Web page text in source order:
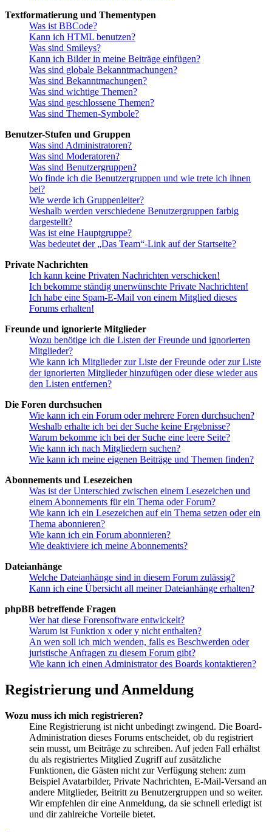
Textformatierung und Thementypen
Was ist BBCode?
Kann ich HTML benutzen?
Was sind Smileys?
Kann ich Bilder in meine Beiträge einfügen?
Was sind globale Bekanntmachungen?
Was sind Bekanntmachungen?
Was sind wichtige Themen?
Was sind geschlossene Themen?
Was sind Themen-Symbole?
Benutzer-Stufen und Gruppen
Was sind Administratoren?
Was sind Moderatoren?
Was sind Benutzergruppen?
Wo finde ich die Benutzergruppen und wie trete ich ihnen
bei?
Wie werde ich Gruppenleiter?
Weshalb werden verschiedene Benutzergruppen farbig
dargestellt?
Was ist eine Hauptgruppe?
Was bedeutet der „Das Team“-Link auf der Startseite?
Private Nachrichten
Ich kann keine Privaten Nachrichten verschicken!
Ich bekomme ständig unerwünschte Private Nachrichten!
Ich habe eine Spam-E-Mail von einem Mitglied dieses
Forums erhalten!
Freunde und ignorierte Mitglieder
Wozu benötige ich die Listen der Freunde und ignorierten
Mitglieder?
Wie kann ich Mitglieder zur Liste der Freunde oder zur Liste
der ignorierten Mitglieder hinzufügen oder diese wieder aus
den Listen entfernen?
Die Foren durchsuchen
Wie kann ich ein Forum oder mehrere Foren durchsuchen?
Weshalb erhalte ich bei der Suche keine Ergebnisse?
Warum bekomme ich bei der Suche eine leere Seite?
Wie kann ich nach Mitgliedern suchen?
Wie kann ich meine eigenen Beiträge und Themen finden?
Abonnements und Lesezeichen
Was ist der Unterschied zwischen einem Lesezeichen und
einem Abonnements für ein Thema oder Forum?
Wie kann ich ein Lesezeichen auf ein Thema setzen oder ein
Thema abonnieren?
Wie kann ich ein Forum abonnieren?
Wie deaktiviere ich meine Abonnements?
Dateianhänge
Welche Dateianhänge sind in diesem Forum zulässig?
Kann ich eine Übersicht all meiner Dateianhänge erhalten?
phpBB betreffende Fragen
Wer hat diese Forensoftware entwickelt?
Warum ist Funktion x oder y nicht enthalten?
An wen soll ich mich wenden, falls es Beschwerden oder
juristische Anfragen zu diesem Forum gibt?
Wie kann ich einen Administrator des Boards kontaktieren?
Registrierung und Anmeldung
Wozu muss ich mich registrieren?
Eine Registrierung ist nicht unbedingt zwingend. Die Board-
Administration dieses Forums entscheidet, ob du registriert
sein musst, um Beiträge zu schreiben. Auf jeden Fall erhältst
du als registriertes Mitglied Zugriff auf zusätzliche
Funktionen, die Gästen nicht zur Verfügung stehen: zum
Beispiel Avatarbilder, Private Nachrichten, E-Mail-Versand an
andere Mitglieder, Beitritt zu Benutzergruppen und so weiter.
Wir empfehlen dir eine Anmeldung, da sie schnell erledigt ist
und dir zahlreiche Vorteile bietet.